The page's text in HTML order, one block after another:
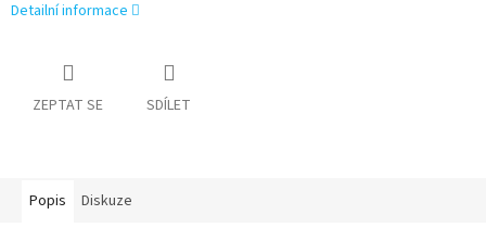
Detailní informace
ZEPTAT SE SDÍLET
Popis Diskuze